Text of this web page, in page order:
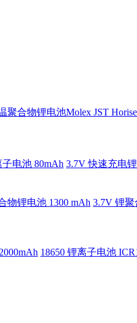
聚合物锂电池Molex JST Horise
电池 80mAh 3.7V 快速充电
物锂电池 1300 mAh 3.7V 锂聚
18650 锂离子电池